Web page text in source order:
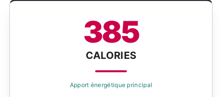
385
CALORIES
Apport énergétique principal